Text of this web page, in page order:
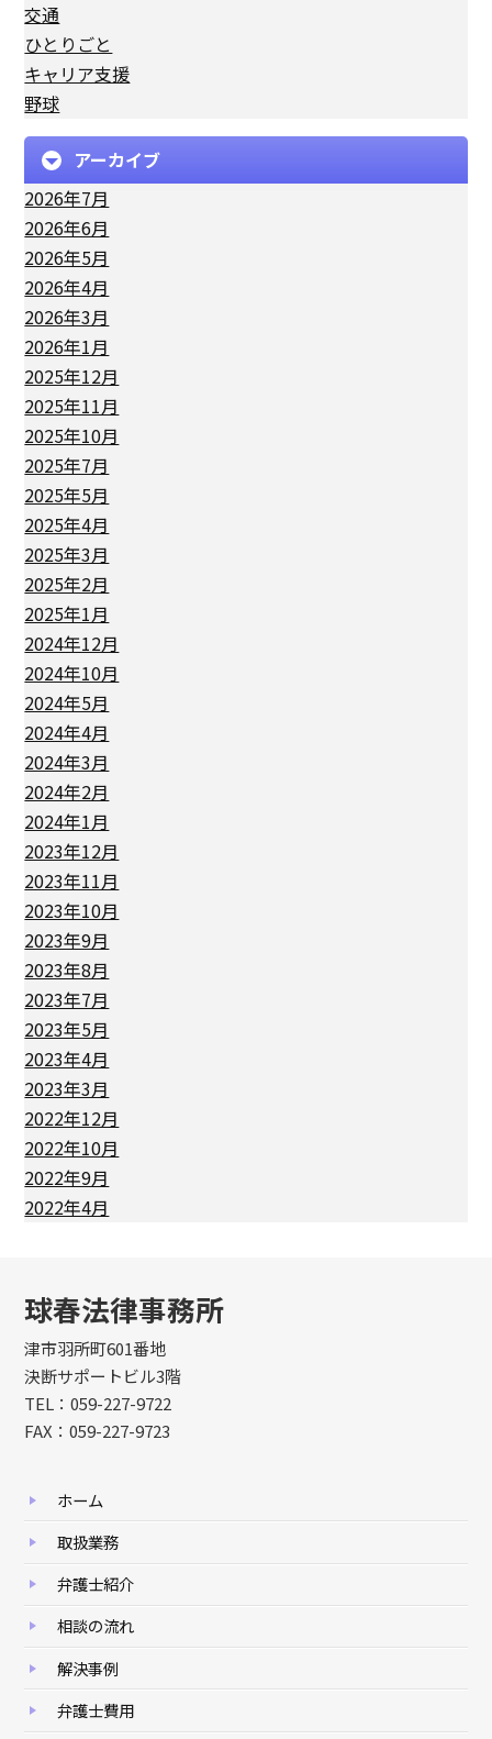
交通
ひとりごと
キャリア支援
野球
アーカイブ
2026年7月
2026年6月
2026年5月
2026年4月
2026年3月
2026年1月
2025年12月
2025年11月
2025年10月
2025年7月
2025年5月
2025年4月
2025年3月
2025年2月
2025年1月
2024年12月
2024年10月
2024年5月
2024年4月
2024年3月
2024年2月
2024年1月
2023年12月
2023年11月
2023年10月
2023年9月
2023年8月
2023年7月
2023年5月
2023年4月
2023年3月
2022年12月
2022年10月
2022年9月
2022年4月
球春法律事務所
津市羽所町601番地
決断サポートビル3階
TEL：059-227-9722
FAX：059-227-9723
ホーム
取扱業務
弁護士紹介
相談の流れ
解決事例
弁護士費用